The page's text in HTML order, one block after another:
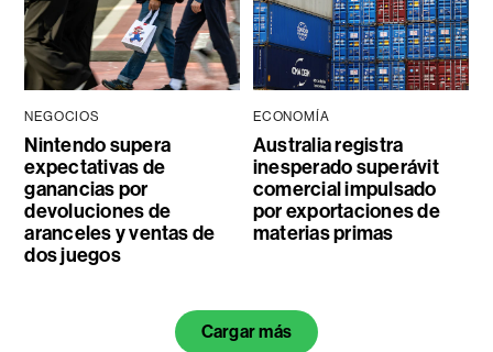
NEGOCIOS
Nintendo supera
expectativas de
ganancias por
devoluciones de
aranceles y ventas de
dos juegos
ECONOMÍA
Australia registra
inesperado superávit
comercial impulsado
por exportaciones de
materias primas
Cargar más